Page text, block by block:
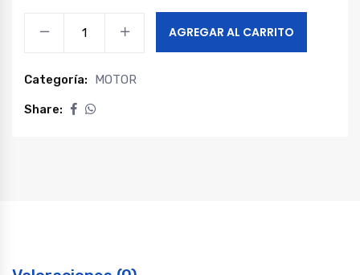
quantity
AGREGAR AL CARRITO
Categoría: MOTOR
Share: